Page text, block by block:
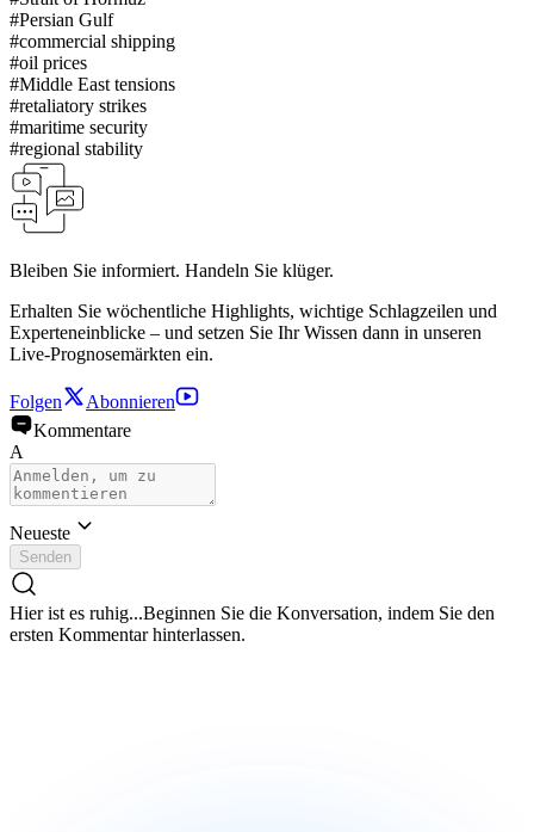
#Persian Gulf
#commercial shipping
#oil prices
#Middle East tensions
#retaliatory strikes
#maritime security
#regional stability
Bleiben Sie informiert. Handeln Sie klüger.
Erhalten Sie wöchentliche Highlights, wichtige Schlagzeilen und
Experteneinblicke – und setzen Sie Ihr Wissen dann in unseren
Live-Prognosemärkten ein.
Folgen
Abonnieren
Kommentare
A
Neueste
Senden
Hier ist es ruhig...Beginnen Sie die Konversation, indem Sie den
ersten Kommentar hinterlassen.